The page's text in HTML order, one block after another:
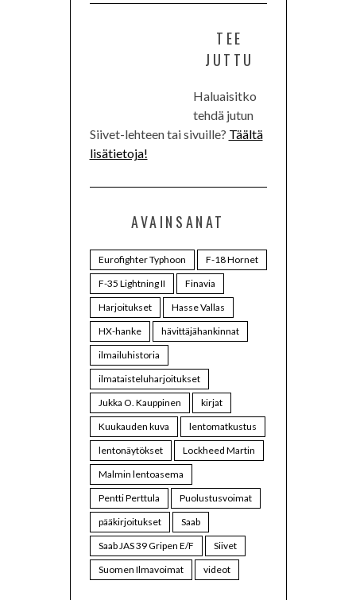
TEE
JUTTU
Haluaisitko
tehdä jutun
Siivet-lehteen tai sivuille? Täältä
lisätietoja!
AVAINSANAT
Eurofighter Typhoon
F-18 Hornet
F-35 Lightning II
Finavia
Harjoitukset
Hasse Vallas
HX-hanke
hävittäjähankinnat
ilmailuhistoria
ilmataisteluharjoitukset
Jukka O. Kauppinen
kirjat
Kuukauden kuva
lentomatkustus
lentonäytökset
Lockheed Martin
Malmin lentoasema
Pentti Perttula
Puolustusvoimat
pääkirjoitukset
Saab
Saab JAS 39 Gripen E/F
Siivet
Suomen Ilmavoimat
videot